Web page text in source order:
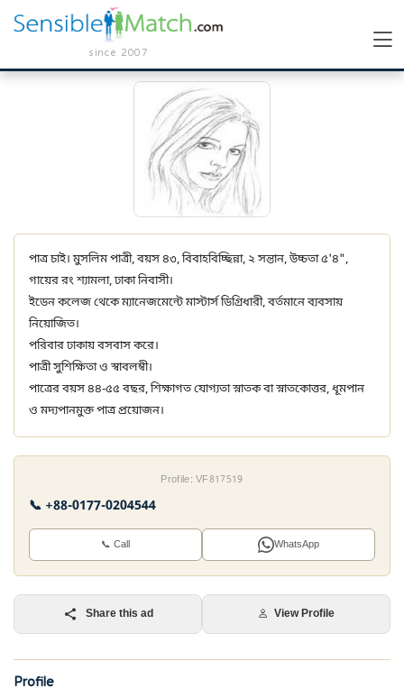
since 2007
পাত্র চাই। মুসলিম পাত্রী, বয়স ৪৩, বিবাহবিচ্ছিন্না, ২ সন্তান, উচ্চতা ৫'৪",
গায়ের রং শ্যামলা, ঢাকা নিবাসী।
ইডেন কলেজ থেকে ম্যানেজমেন্টে মাস্টার্স ডিগ্রিধারী, বর্তমানে ব্যবসায়
নিয়োজিত।
পরিবার ঢাকায় বসবাস করে।
পাত্রী সুশিক্ষিতা ও স্বাবলম্বী।
পাত্রের বয়স ৪৪-৫৫ বছর, শিক্ষাগত যোগ্যতা স্নাতক বা স্নাতকোত্তর, ধূমপান
ও মদ্যপানমুক্ত পাত্র প্রয়োজন।
Profile: VF817519
📞 +88-0177-0204544
📞 Call WhatsApp
Share this ad View Profile
Profile